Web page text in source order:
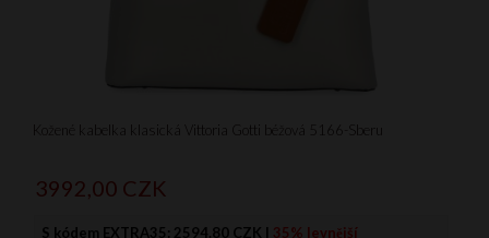
Kožené kabelka klasická Vittoria Gotti béžová 5166-Sberu
3992,00 CZK
S kódem EXTRA35: 2594.80 CZK | 35% levnější